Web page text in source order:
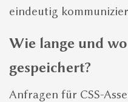
eindeutig
Wie lange und
gespeichert?
Anfragen für CSS-